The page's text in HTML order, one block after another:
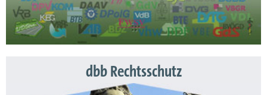
dbb Rechtsschutz